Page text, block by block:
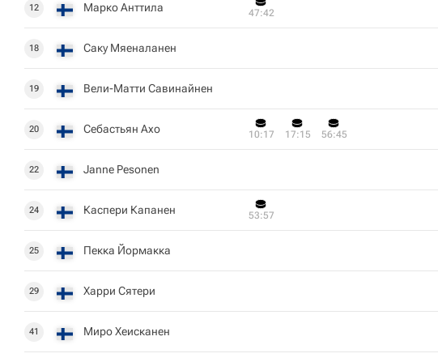
12 Марко Анттила 47:42
18 Саку Мяеналанен
19 Вели-Матти Савинайнен
20 Себастьян Ахо 10:17 17:15 56:45
22 Janne Pesonen
24 Каспери Капанен 53:57
25 Пекка Йормакка
29 Харри Сятери
41 Миро Хеисканен